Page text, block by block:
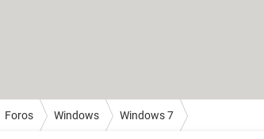
Foros Windows Windows 7